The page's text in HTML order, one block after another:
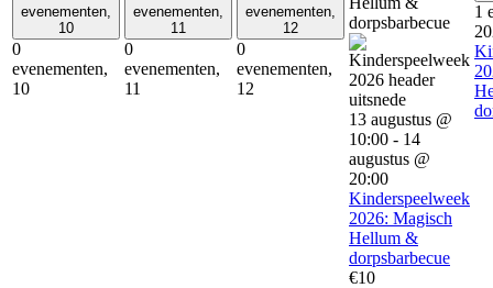
evenementen,
10
0
evenementen,
10
evenementen,
11
0
evenementen,
11
evenementen,
12
0
evenementen,
12
dorpsbarbecue
13 augustus @
10:00 - 14
augustus @
20:00
Kinderspeelweek
2026: Magisch
Hellum &
dorpsbarbecue
€10
1